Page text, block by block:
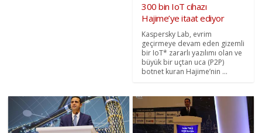
300 bin IoT cihazı
Hajime’ye itaat ediyor
Kaspersky Lab, evrim
geçirmeye devam eden gizemli
bir IoT* zararlı yazılımı olan ve
büyük bir uçtan uca (P2P)
botnet kuran Hajime’nin ...